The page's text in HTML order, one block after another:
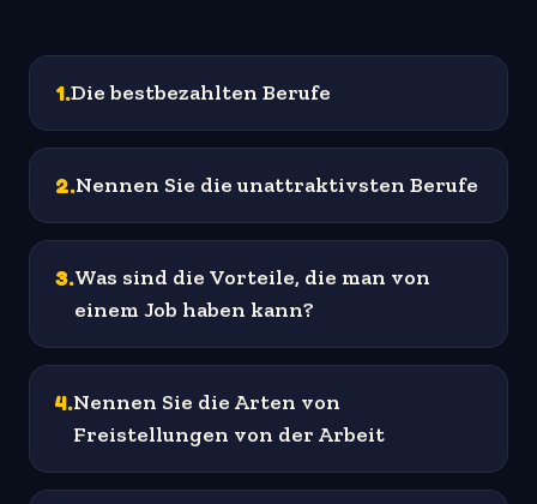
1.Die bestbezahlten Berufe
2.Nennen Sie die unattraktivsten Berufe
3.Was sind die Vorteile, die man von
einem Job haben kann?
4.Nennen Sie die Arten von
Freistellungen von der Arbeit